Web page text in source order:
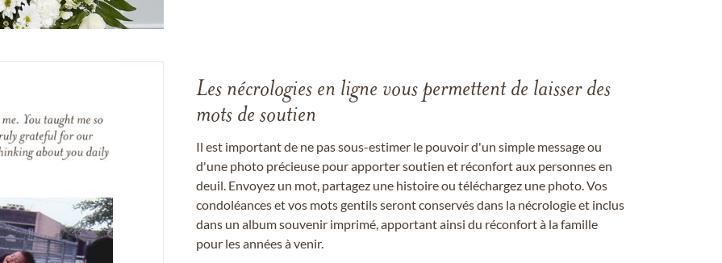
Les nécrologies en ligne vous permettent de laisser des
mots de soutien
Il est important de ne pas sous-estimer le pouvoir d'un simple message ou
d'une photo précieuse pour apporter soutien et réconfort aux personnes en
deuil. Envoyez un mot, partagez une histoire ou téléchargez une photo. Vos
condoléances et vos mots gentils seront conservés dans la nécrologie et inclus
dans un album souvenir imprimé, apportant ainsi du réconfort à la famille
pour les années à venir.